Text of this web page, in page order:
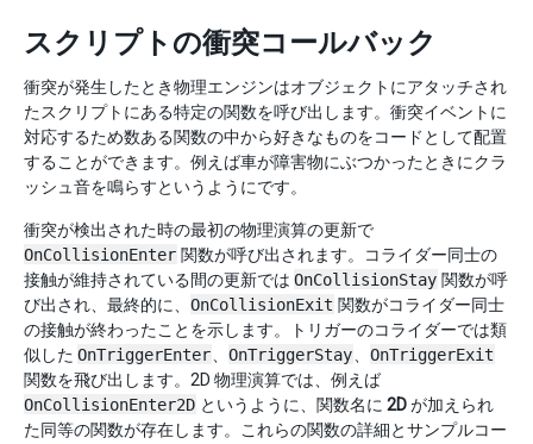
スクリプトの衝突コールバック
衝突が発生したとき物理エンジンはオブジェクトにアタッチされ
たスクリプトにある特定の関数を呼び出します。衝突イベントに
対応するため数ある関数の中から好きなものをコードとして配置
することができます。例えば車が障害物にぶつかったときにクラ
ッシュ音を鳴らすというようにです。
衝突が検出された時の最初の物理演算の更新で
OnCollisionEnter 関数が呼び出されます。コライダー同士の
接触が維持されている間の更新では OnCollisionStay 関数が呼
び出され、最終的に、 OnCollisionExit 関数がコライダー同士
の接触が終わったことを示します。トリガーのコライダーでは類
似した OnTriggerEnter OnTriggerStay
OnTriggerExit
関数を飛び出します。2D 物理演算では、例えば
OnCollisionEnter2D というように、関数名に 2Dが加えられ
た同等の関数が存在します。これらの関数の詳細とサンプルコー